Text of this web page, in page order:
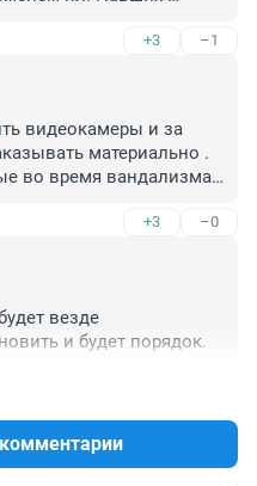
+3 –1
видеокамеры и за
материально .
во время вандализма ,
состояние , либо
+3 –0
везде
и будет порядок.